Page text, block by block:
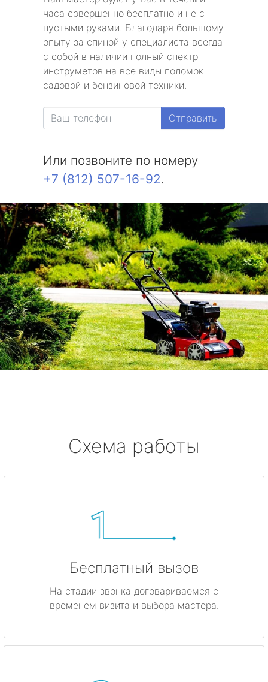
часа совершенно бесплатно и не с
пустыми руками. Благодаря большому
опыту за спиной у специалиста всегда
с собой в наличии полный спектр
инструметов на все виды поломок
садовой и бензиновой техники.
Отправить
Или позвоните по номеру
+7 (812) 507-16-92.
Схема работы
Бесплатный вызов
На стадии звонка договариваемся с
временем визита и выбора мастера.